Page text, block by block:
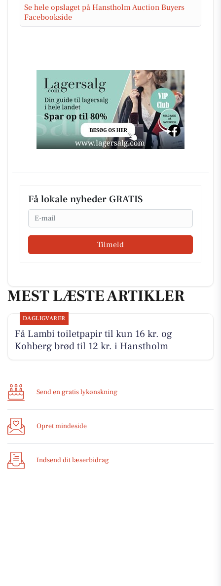
Se hele opslaget på Hanstholm Auction Buyers
Facebookside
Få lokale nyheder GRATIS
Email
Tilmeld
MEST LÆSTE ARTIKLER
DAGLIGVARER
Få Lambi toiletpapir til kun 16 kr. og
Kohberg brød til 12 kr. i Hanstholm
Send en gratis lykønskning
Opret mindeside
Indsend dit læserbidrag